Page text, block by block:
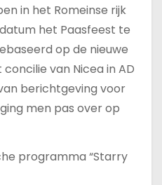
in het Romeinse rijk
het Paasfeest te
op de nieuwe
concilie van Nicea in AD
berichtgeving voor
men pas over op
programma “Starry